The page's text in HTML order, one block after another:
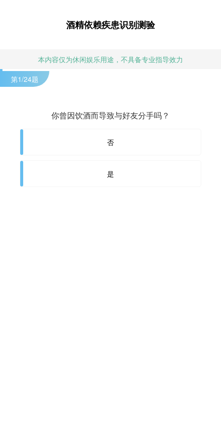
酒精依赖疾患识别测验
本内容仅为休闲娱乐用途，不具备专业指导效力
第1/24题
你曾因饮酒而导致与好友分手吗？
否
是